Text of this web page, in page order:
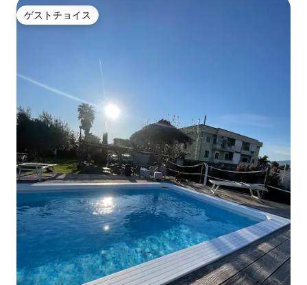
ゲストチョイス
ゲストチョイス